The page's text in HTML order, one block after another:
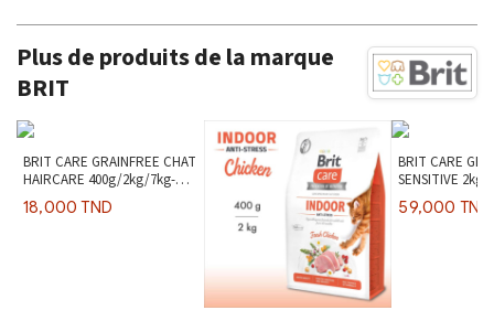
Plus de produits de la marque
BRIT
BRIT CARE GRAINFREE CHAT
HAIRCARE 400g/2kg/7kg-
Saumon & Poulet
18,000 TND
BRIT CARE
SENSITIVE 2kg
Insect
59,000 TND